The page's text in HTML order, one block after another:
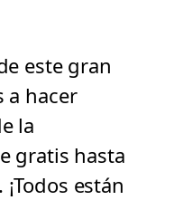
este gran
a hacer
la
gratis hasta
están